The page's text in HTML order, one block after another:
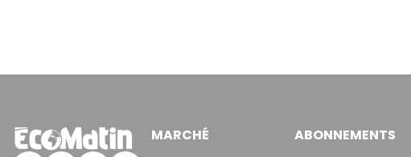
MARCHÉ
ABONNEMENTS